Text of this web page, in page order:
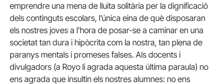
emprendre una mena de lluita solitària per la dignificació
dels continguts escolars, l’única eina de què disposaran
els nostres joves a l’hora de posar-se a caminar en una
societat tan dura i hipòcrita com la nostra, tan plena de
paranys mentals i promeses falses. Als docents i
divulgadors (a Royo li agrada aquesta última paraula) no
ens agrada que insultin els nostres alumnes: no ens